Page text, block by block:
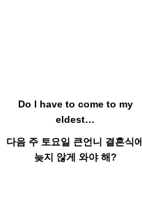
Do I have to come to my
eldest…
다음 주 토요일 큰언니 결혼식에
늦지 않게 와야 해?